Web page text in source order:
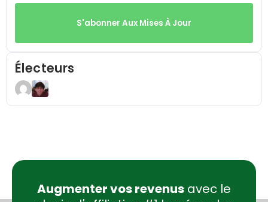
S'abonner Aux Mises À Jour
Électeurs
Augmenter vos revenus avec le